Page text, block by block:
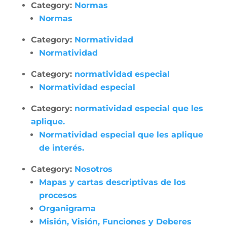
Category: Normas
Normas
Category: Normatividad
Normatividad
Category: normatividad especial
Normatividad especial
Category: normatividad especial que les
aplique.
Normatividad especial que les aplique
de interés.
Category: Nosotros
Mapas y cartas descriptivas de los
procesos
Organigrama
Misión, Visión, Funciones y Deberes